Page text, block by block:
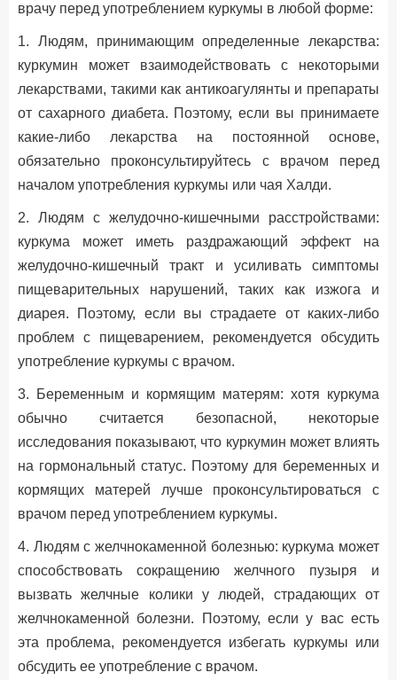
врачу перед употреблением куркумы в любой форме:
1. Людям, принимающим определенные лекарства:
куркумин может взаимодействовать с некоторыми
лекарствами, такими как антикоагулянты и препараты
от сахарного диабета. Поэтому, если вы принимаете
какие-либо лекарства на постоянной основе,
обязательно проконсультируйтесь с врачом перед
началом употребления куркумы или чая Халди.
2. Людям с желудочно-кишечными расстройствами:
куркума может иметь раздражающий эффект на
желудочно-кишечный тракт и усиливать симптомы
пищеварительных нарушений, таких как изжога и
диарея. Поэтому, если вы страдаете от каких-либо
проблем с пищеварением, рекомендуется обсудить
употребление куркумы с врачом.
3. Беременным и кормящим матерям: хотя куркума
обычно считается безопасной, некоторые
исследования показывают, что куркумин может влиять
на гормональный статус. Поэтому для беременных и
кормящих матерей лучше проконсультироваться с
врачом перед употреблением куркумы.
4. Людям с желчнокаменной болезнью: куркума может
способствовать сокращению желчного пузыря и
вызвать желчные колики у людей, страдающих от
желчнокаменной болезни. Поэтому, если у вас есть
эта проблема, рекомендуется избегать куркумы или
обсудить ее употребление с врачом.